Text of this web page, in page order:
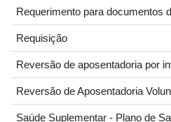
Requerimento para documentos
Requisição
Reversão de aposentadoria por
Reversão de Aposentadoria
Saúde Suplementar - Plano de